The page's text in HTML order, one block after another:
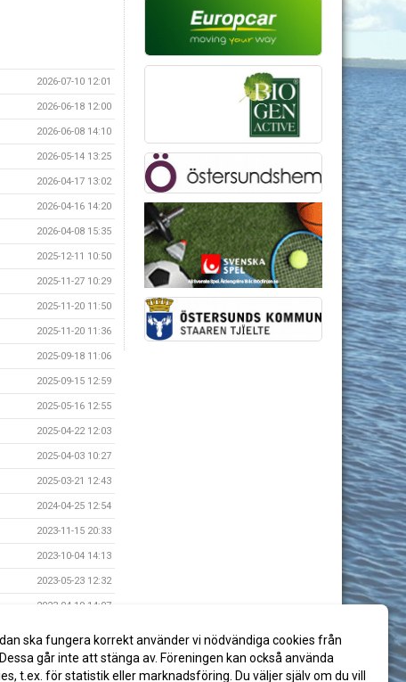
2026-07-10 12:01
2026-06-18 12:00
2026-06-08 14:10
2026-05-14 13:25
2026-04-17 13:02
2026-04-16 14:20
2026-04-08 15:35
2025-12-11 10:50
2025-11-27 10:29
2025-11-20 11:50
2025-11-20 11:36
2025-09-18 11:06
2025-09-15 12:59
2025-05-16 12:55
2025-04-22 12:03
2025-04-03 10:27
2025-03-21 12:43
2024-04-25 12:54
2023-11-15 20:33
2023-10-04 14:13
2023-05-23 12:32
2023-04-19 14:07
2019-11-28 12:19
ska fungera korrekt använder vi nödvändiga cookies från
går inte att stänga av. Föreningen kan också använda
t.ex. för statistik eller marknadsföring. Du väljer själv om du vill